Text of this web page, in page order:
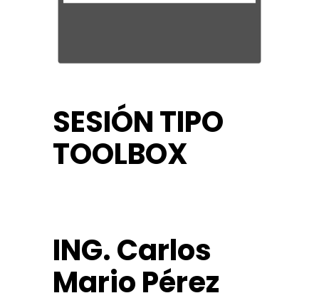
SESIÓN TIPO
TOOLBOX
ING. Carlos
Mario Pérez